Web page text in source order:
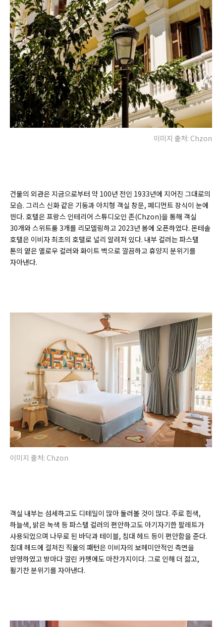
이미지 출처: Chzon
건물의 외관은 지금으로부터 약 100년 전인 1933년에 지어진 그대로의
모습. 그리스 신화 같은 기둥과 아치형 객실 창문, 페디먼트 장식이 눈에
띈다. 호텔은 프랑스 인테리어 스튜디오인 존(Chzon)을 통해 객실
30개와 스위트룸 3개를 리모델링하고 2023년 봄에 오픈하였다. 몬테솔
호텔은 이비자 최초의 호텔로 널리 알려져 있다. 내부 컬러는 파스텔
톤의 옅은 옐로우 컬러와 화이트 벽으로 깔끔하고 휴양지 분위기를
자아낸다.
이미지 출처: Chzon
객실 내부는 섬세하고도 디테일이 많아 둘러볼 것이 많다. 주로 흰색,
하늘색, 밝은 녹색 등 파스텔 컬러의 편안하고도 아기자기한 팔레트가
사용되었으며 나무로 된 바닥과 테이블, 침대 헤드 등이 편안함을 준다.
침대 헤드에 걸쳐진 직물의 패턴은 이비자의 보헤미안적인 측면을
반영하였고 방마다 깔린 카펫에도 마찬가지이다. 그로 인해 더 젊고,
활기찬 분위기를 자아낸다.